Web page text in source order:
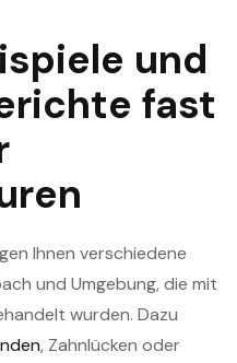
und
fast
Ihnen verschiedene
und Umgebung, die mit
wurden. Dazu
, Zahnlücken oder